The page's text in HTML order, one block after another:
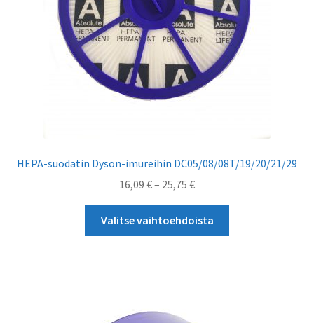
HEPA-suodatin Dyson-imureihin DC05/08/08T/19/20/21/29
16,09 €– 25,75 €Hintaluokka:
16,09 €
-
25,75 €
Valitse vaihtoehdoista